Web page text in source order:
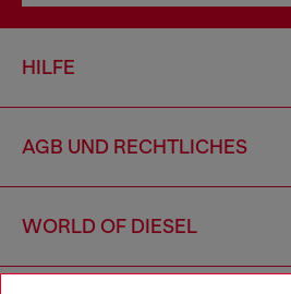
HILFE
AGB UND RECHTLICHES
WORLD OF DIESEL